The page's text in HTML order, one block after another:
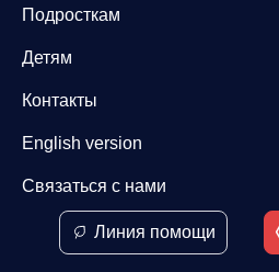
Подросткам
Детям
Контакты
English version
Связаться с нами
Линия помощи